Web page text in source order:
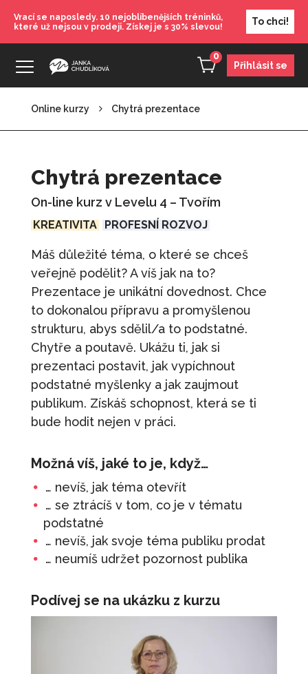
Vrací se naposledy. 10 nejoblíbenějších tréninků,
které už nejsou v prodeji. Získej je s 30% slevou!
To chci!
0
Přihlásit se
Online kurzy Chytrá prezentace
Chytrá prezentace
On-line kurz v Levelu 4 – Tvořím
KREATIVITA PROFESNÍ ROZVOJ
Máš důležité téma, o které se chceš
veřejně podělit? A víš jak na to?
Prezentace je unikátní dovednost. Chce
to dokonalou přípravu a promyšlenou
strukturu, abys sdělil/a to podstatné.
Chytře a poutavě. Ukážu ti, jak si
prezentaci postavit, jak vypíchnout
podstatné myšlenky a jak zaujmout
publikum. Získáš schopnost, která se ti
bude hodit nejen v práci.
Možná víš, jaké to je, když…
… nevíš, jak téma otevřít
… se ztrácíš v tom, co je v tématu
podstatné
… nevíš, jak svoje téma publiku prodat
… neumíš udržet pozornost publika
Podívej se na ukázku z kurzu
1 480
Karta: Září - Motivace
pozitivní mysl
690Kč
Trénink: Březen - Stres? To nechceš!
490Kč +
Osobní restart
890 Kč
Seberozvojová výzva
4 900Kč
1 480Kč
Karta: Září - Motivace
100